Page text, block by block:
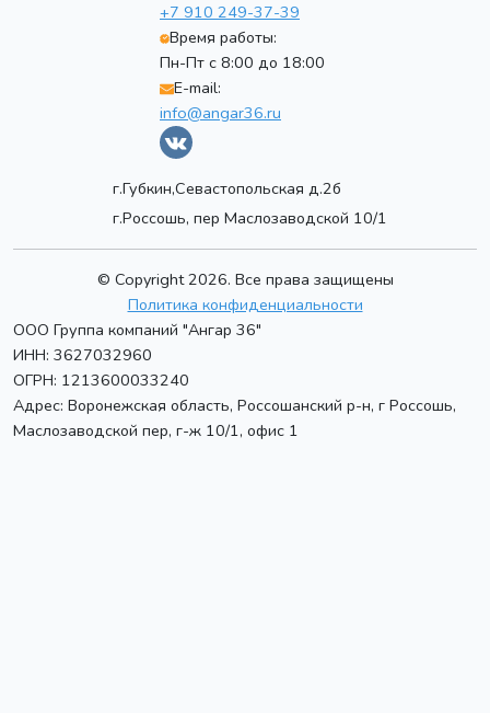
+7 910 249-37-39
Время работы:
Пн-Пт с 8:00 до 18:00
E-mail:
info@angar36.ru
г.Губкин,Севастопольская д.2б
г.Россошь, пер Маслозаводской 10/1
© Copyright 2026. Все права защищены
Политика конфиденциальности
ООО Группа компаний "Ангар 36"
ИНН: 3627032960
ОГРН: 1213600033240
Адрес: Воронежская область, Россошанский р-н, г Россошь,
Маслозаводской пер, г-ж 10/1, офис 1